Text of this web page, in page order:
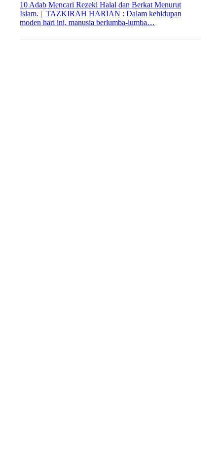
10 Adab Mencari Rezeki Halal dan Berkat Menurut
Islam. | TAZKIRAH HARIAN : Dalam kehidupan
moden hari ini, manusia berlumba-lumba…